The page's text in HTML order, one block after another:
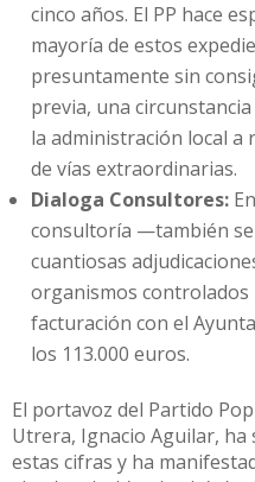
cinco años. El PP hace
mayoría de estos
presuntamente sin
previa, una
la administración local a
de vías extraordinarias.
Dialoga Consultores:
consultoría —también
cuantiosas
organismos controlados
facturación con el
los 113.000 euros.
El portavoz del Partido
Utrera, Ignacio Aguilar,
estas cifras y ha